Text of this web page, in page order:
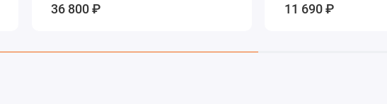
36 800 ₽ 11 690 ₽